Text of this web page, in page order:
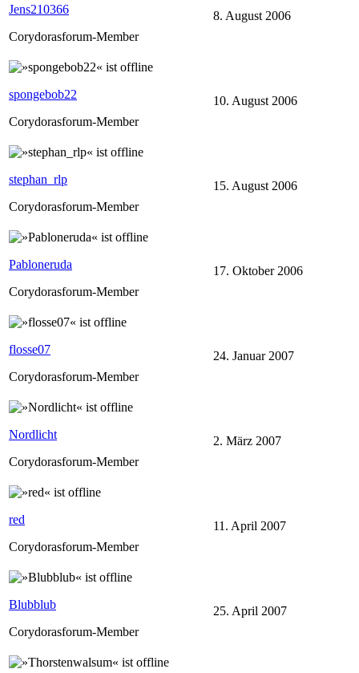
Jens210366
Corydorasforum-Member
8. August 2006
spongebob22
Corydorasforum-Member
10. August 2006
stephan_rlp
Corydorasforum-Member
15. August 2006
Pabloneruda
Corydorasforum-Member
17. Oktober 2006
flosse07
Corydorasforum-Member
24. Januar 2007
Nordlicht
Corydorasforum-Member
2. März 2007
red
Corydorasforum-Member
11. April 2007
Blubblub
Corydorasforum-Member
25. April 2007